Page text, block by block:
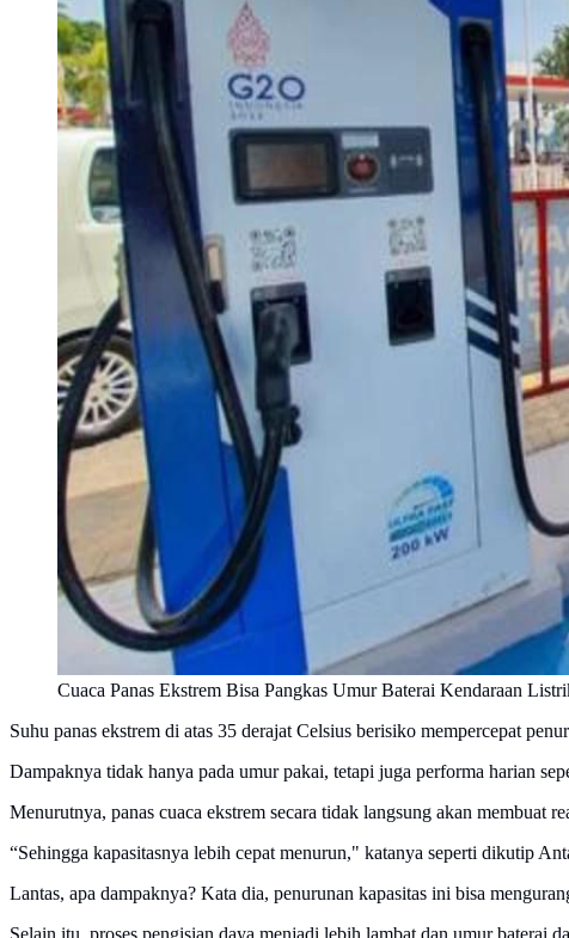
Cuaca Panas Ekstrem Bisa Pangkas Umur Baterai Kendaraan
Suhu panas ekstrem di atas 35 derajat Celsius berisiko mempercepat
Dampaknya tidak hanya pada umur pakai, tetapi juga performa harian
Menurutnya, panas cuaca ekstrem secara tidak langsung akan membuat
“Sehingga kapasitasnya lebih cepat menurun," katanya seperti dikutip
Lantas, apa dampaknya? Kata dia, penurunan kapasitas ini bisa